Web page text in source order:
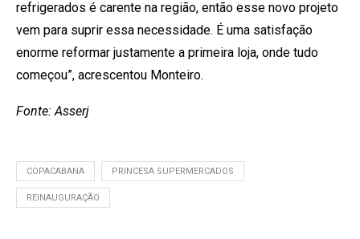
refrigerados é carente na região, então esse novo projeto
vem para suprir essa necessidade. É uma satisfação
enorme reformar justamente a primeira loja, onde tudo
começou”, acrescentou Monteiro.
Fonte: Asserj
COPACABANA PRINCESA SUPERMERCADOS
REINAUGURAÇÃO